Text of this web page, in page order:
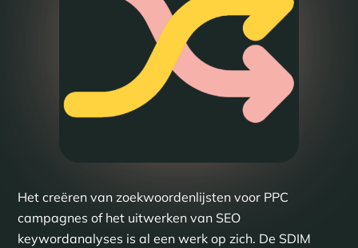
Het creëren van zoekwoordenlijsten voor PPC
campagnes of het uitwerken van SEO
keywordanalyses is al een werk op zich. De SDIM